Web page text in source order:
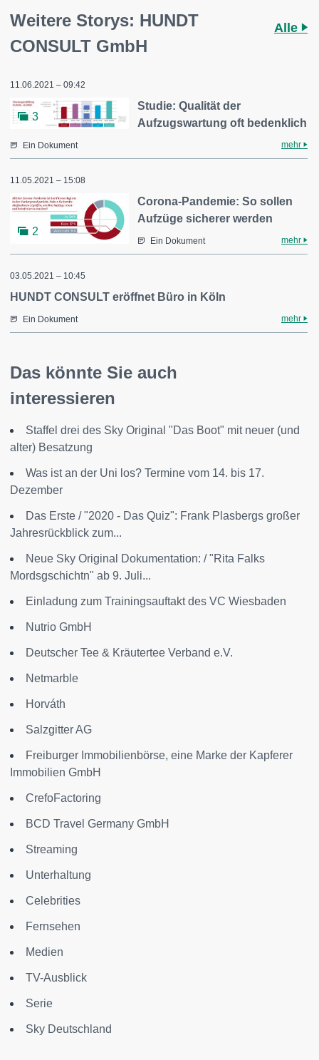
Weitere Storys: HUNDT
CONSULT GmbH
Alle
11.06.2021 – 09:42
3
Studie: Qualität der
Aufzugswartung oft bedenklich
Ein Dokument mehr
11.05.2021 – 15:08
2
Corona-Pandemie: So sollen
Aufzüge sicherer werden
Ein Dokument mehr
03.05.2021 – 10:45
HUNDT CONSULT eröffnet Büro in Köln
Ein Dokument mehr
Das könnte Sie auch
interessieren
Staffel drei des Sky Original "Das Boot" mit neuer (und
alter) Besatzung
Was ist an der Uni los? Termine vom 14. bis 17.
Dezember
Das Erste / "2020 - Das Quiz": Frank Plasbergs großer
Jahresrückblick zum...
Neue Sky Original Dokumentation: / "Rita Falks
Mordsgschichtn" ab 9. Juli...
Einladung zum Trainingsauftakt des VC Wiesbaden
Nutrio GmbH
Deutscher Tee & Kräutertee Verband e.V.
Netmarble
Horváth
Salzgitter AG
Freiburger Immobilienbörse, eine Marke der Kapferer
Immobilien GmbH
CrefoFactoring
BCD Travel Germany GmbH
Streaming
Unterhaltung
Celebrities
Fernsehen
Medien
TV-Ausblick
Serie
Sky Deutschland